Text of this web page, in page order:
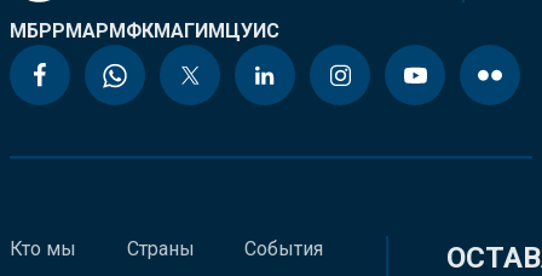
МБРРМАРМФКМАГИМЦУИС
Кто мы Страны События